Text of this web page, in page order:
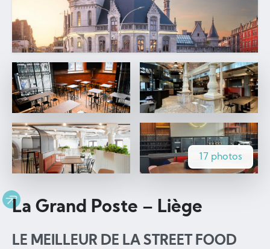
17 photos
La Grand Poste – Liège
LE MEILLEUR DE LA STREET FOOD